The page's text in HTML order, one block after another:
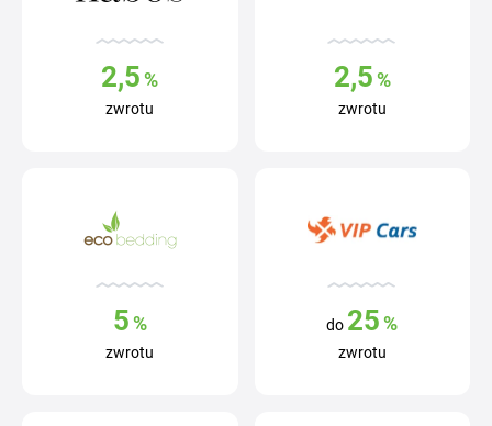
2,5 %
zwrotu
2,5%
zwrotu
5%
zwrotu
do 25 %
zwrotu